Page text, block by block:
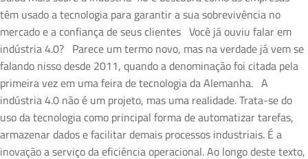
têm usado a tecnologia para garantir a sua sobrevivência no
mercado e a confiança de seus clientes Você já ouviu falar em
indústria 4.0? Parece um termo novo, mas na verdade já vem se
falando nisso desde 2011, quando a denominação foi citada pela
primeira vez em uma feira de tecnologia da Alemanha. A
indústria 4.0 não é um projeto, mas uma realidade. Trata-se do
uso da tecnologia como principal forma de automatizar tarefas,
armazenar dados e facilitar demais processos industriais. É a
inovação a serviço da eficiência operacional. Ao longo deste texto,